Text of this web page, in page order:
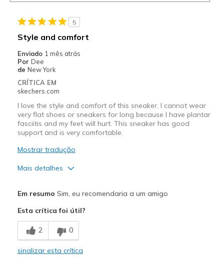
5
Style and comfort
Enviado 1 mês atrás
Por Dee
de New York
CRÍTICA EM
skechers.com
I love the style and comfort of this sneaker. I cannot wear
very flat shoes or sneakers for long because I have plantar
fasciitis and my feet will hurt. This sneaker has good
support and is very comfortable.
Mostrar tradução
Mais detalhes
Breathe Well
Comfortable
Em resumo Sim, eu recomendaria a um amigo
Esta crítica foi útil?
2 0
sinalizar esta crítica